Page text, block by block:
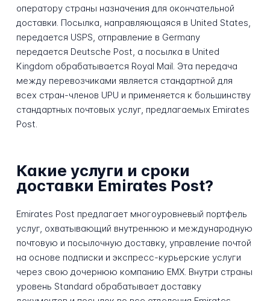
оператору страны назначения для окончательной
доставки. Посылка, направляющаяся в United States,
передается USPS, отправление в Germany
передается Deutsche Post, а посылка в United
Kingdom обрабатывается Royal Mail. Эта передача
между перевозчиками является стандартной для
всех стран-членов UPU и применяется к большинству
стандартных почтовых услуг, предлагаемых Emirates
Post.
Какие услуги и сроки
доставки Emirates Post?
Emirates Post предлагает многоуровневый портфель
услуг, охватывающий внутреннюю и международную
почтовую и посылочную доставку, управление почтой
на основе подписки и экспресс-курьерские услуги
через свою дочернюю компанию EMX. Внутри страны
уровень Standard обрабатывает доставку